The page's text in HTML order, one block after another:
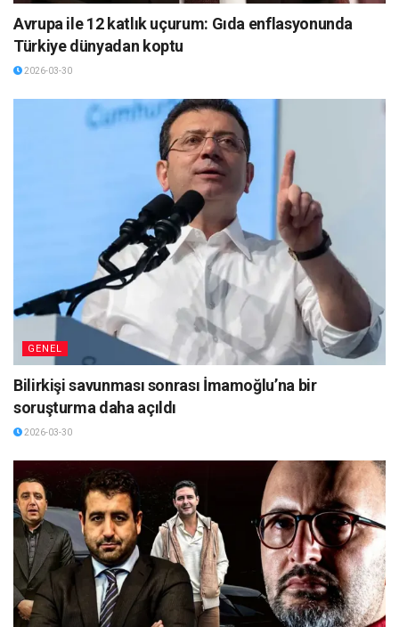
Avrupa ile 12 katlık uçurum: Gıda enflasyonunda
Türkiye dünyadan koptu
2026-03-30
GENEL
Bilirkişi savunması sonrası İmamoğlu’na bir
soruşturma daha açıldı
2026-03-30